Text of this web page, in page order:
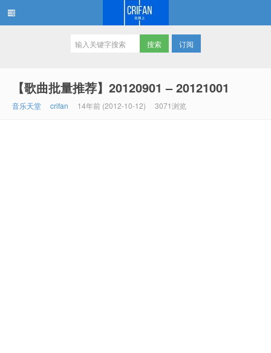
订阅
【歌曲批量推荐】20120901 – 20121001
音乐天堂 crifan 14年前 (2012-10-12) 3071浏览